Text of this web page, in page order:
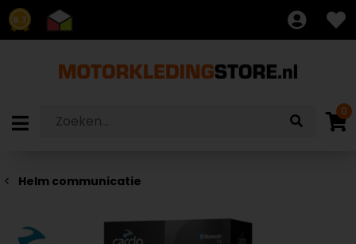
8.7
0
Helm communicatie